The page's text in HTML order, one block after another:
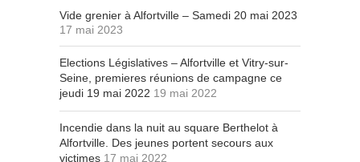
Vide grenier à Alfortville – Samedi 20 mai 2023
17 mai 2023
Elections Législatives – Alfortville et Vitry-sur-
Seine, premieres réunions de campagne ce
jeudi 19 mai 2022 19 mai 2022
Incendie dans la nuit au square Berthelot à
Alfortville. Des jeunes portent secours aux
victimes 17 mai 2022